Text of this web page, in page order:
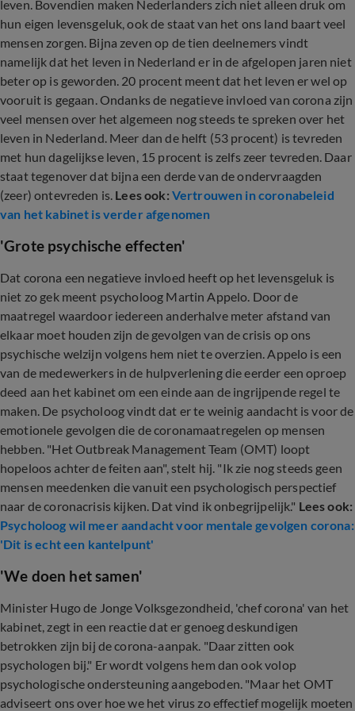
leven. Bovendien maken Nederlanders zich niet alleen druk om
hun eigen levensgeluk, ook de staat van het ons land baart veel
mensen zorgen. Bijna zeven op de tien deelnemers vindt
namelijk dat het leven in Nederland er in de afgelopen jaren niet
beter op is geworden. 20 procent meent dat het leven er wel op
vooruit is gegaan. Ondanks de negatieve invloed van corona zijn
veel mensen over het algemeen nog steeds te spreken over het
leven in Nederland. Meer dan de helft (53 procent) is tevreden
met hun dagelijkse leven, 15 procent is zelfs zeer tevreden. Daar
staat tegenover dat bijna een derde van de ondervraagden
(zeer) ontevreden is. Lees ook: Vertrouwen in coronabeleid
van het kabinet is verder afgenomen
'Grote psychische effecten'
Dat corona een negatieve invloed heeft op het levensgeluk is
niet zo gek meent psycholoog Martin Appelo. Door de
maatregel waardoor iedereen anderhalve meter afstand van
elkaar moet houden zijn de gevolgen van de crisis op ons
psychische welzijn volgens hem niet te overzien. Appelo is een
van de medewerkers in de hulpverlening die eerder een oproep
deed aan het kabinet om een einde aan de ingrijpende regel te
maken. De psycholoog vindt dat er te weinig aandacht is voor de
emotionele gevolgen die de coronamaatregelen op mensen
hebben. "Het Outbreak Management Team (OMT) loopt
hopeloos achter de feiten aan", stelt hij. "Ik zie nog steeds geen
mensen meedenken die vanuit een psychologisch perspectief
naar de coronacrisis kijken. Dat vind ik onbegrijpelijk." Lees ook:
Psycholoog wil meer aandacht voor mentale gevolgen corona:
'Dit is echt een kantelpunt'
'We doen het samen'
Minister Hugo de Jonge Volksgezondheid, 'chef corona' van het
kabinet, zegt in een reactie dat er genoeg deskundigen
betrokken zijn bij de corona-aanpak. "Daar zitten ook
psychologen bij." Er wordt volgens hem dan ook volop
psychologische ondersteuning aangeboden. "Maar het OMT
adviseert ons over hoe we het virus zo effectief mogelijk moeten